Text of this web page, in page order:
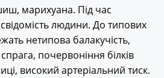
марихуана. Під час
людини. До типових
нетипова балакучість,
почервоніння білків
високий артеріальний тиск.